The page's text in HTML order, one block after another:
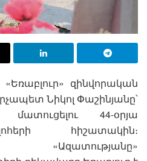
զինվորական
Նիկոլ Փաշինյանը՝
44-օրյա
հիշատակին։
«Ազատությանը»